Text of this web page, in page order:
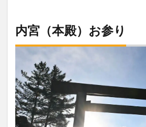
内宮（本殿）お参り